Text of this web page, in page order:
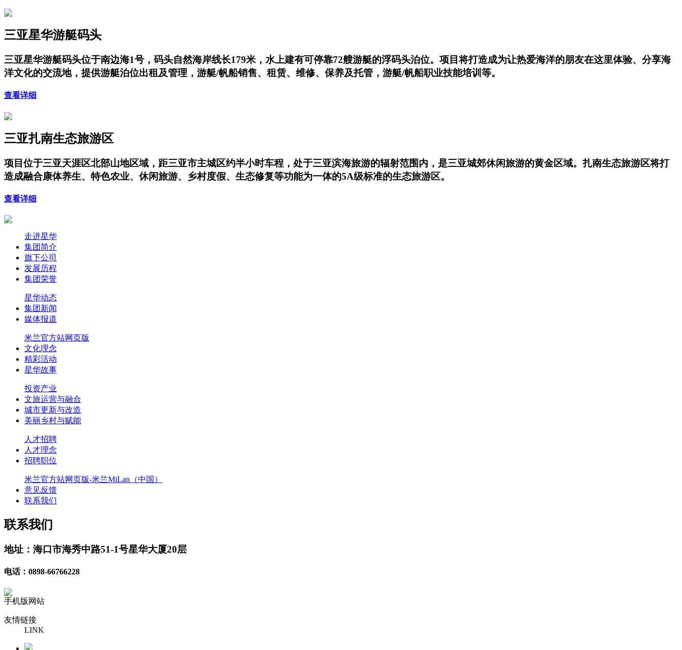
三亚星华游艇码头
三亚星华游艇码头位于南边海1号，码头自然海岸线长179米，水上建有可停靠72艘游艇的浮码头泊位。项目将打造成为让热爱海洋的朋友在这里体验、分享海
洋文化的交流地，提供游艇泊位出租及管理，游艇/帆船销售、租赁、维修、保养及托管，游艇/帆船职业技能培训等。
查看详细
三亚扎南生态旅游区
项目位于三亚天涯区北部山地区域，距三亚市主城区约半小时车程，处于三亚滨海旅游的辐射范围内，是三亚城郊休闲旅游的黄金区域。扎南生态旅游区将打
造成融合康体养生、特色农业、休闲旅游、乡村度假、生态修复等功能为一体的5A级标准的生态旅游区。
查看详细
走进星华
集团简介
旗下公司
发展历程
集团荣誉
星华动态
集团新闻
媒体报道
米兰官方站网页版
文化理念
精彩活动
星华故事
投资产业
文旅运营与融合
城市更新与改造
美丽乡村与赋能
人才招聘
人才理念
招聘职位
米兰官方站网页版-米兰MiLan（中国）
意见反馈
联系我们
联系我们
地址：海口市海秀中路51-1号星华大厦20层
电话：0898-66766228
手机版网站
友情链接
LINK